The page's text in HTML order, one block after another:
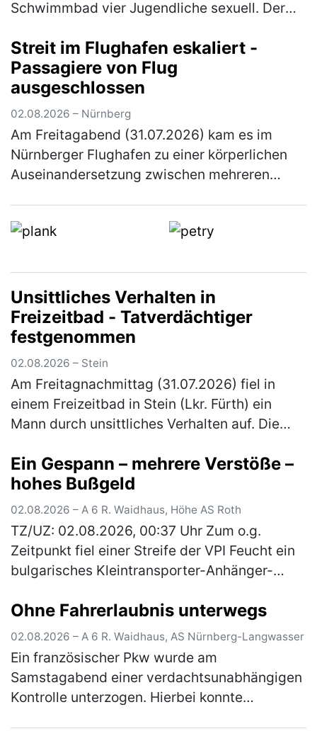
Schwimmbad vier Jugendliche sexuell. Der
Haftbefehl gegen den Tatverdächtigen. Di…
(mehr)
Streit im Flughafen eskaliert -
Passagiere von Flug
ausgeschlossen
02.08.2026 – Nürnberg
Am Freitagabend (31.07.2026) kam es im
Nürnberger Flughafen zu einer körperlichen
Auseinandersetzung zwischen mehreren
(mehr)
Unsittliches Verhalten in
Freizeitbad - Tatverdächtiger
festgenommen
02.08.2026 – Stein
Am Freitagnachmittag (31.07.2026) fiel in
einem Freizeitbad in Stein (Lkr. Fürth) ein
Mann durch unsittliches Verhalten auf. Die
noch vor Ort fest. Gegen 16:… (mehr)
Ein Gespann – mehrere Verstöße –
hohes Bußgeld
02.08.2026 – A 6 R. Waidhaus, Höhe AS Roth
TZ/UZ: 02.08.2026, 00:37 Uhr Zum o.g.
Zeitpunkt fiel einer Streife der VPI Feucht ein
bulgarisches Kleintransporter-Anhänger-
war. Bei einer anschließenden Ü…(mehr)
Ohne Fahrerlaubnis unterwegs
02.08.2026 – A 6 R. Waidhaus, AS Nürnberg-Langwasser
Ein französischer Pkw wurde am
Samstagabend einer verdachtsunabhängigen
Kontrolle unterzogen. Hierbei konnte